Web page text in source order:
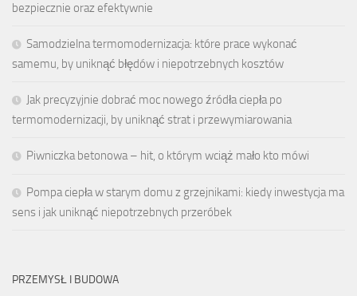
bezpiecznie oraz efektywnie
Samodzielna termomodernizacja: które prace wykonać
samemu, by uniknąć błędów i niepotrzebnych kosztów
Jak precyzyjnie dobrać moc nowego źródła ciepła po
termomodernizacji, by uniknąć strat i przewymiarowania
Piwniczka betonowa – hit, o którym wciąż mało kto mówi
Pompa ciepła w starym domu z grzejnikami: kiedy inwestycja ma
sens i jak uniknąć niepotrzebnych przeróbek
PRZEMYSŁ I BUDOWA